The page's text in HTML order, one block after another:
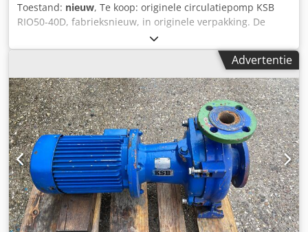
Toestand: nieuw, Te koop: originele circulatiepomp KSB
RIO50-40D, fabrieksnieuw, in originele verpakking. De
pomp is geschikt voor verwarmings- en koelsystemen,
evenals toepassingen in de gebouwentechniek en
industrie. Cjdpfx Ameyhhmge Aerf ⸻ Technische
gegevens: • Fabrikant: KSB • Model/type: RIO50-40D • ID-
nummer: 29 132 136 • Voeding: 230V, 3~ 400V / 50Hz •
Aantal snelheden: 3 • Vermogensopname (P1): 180 / 240 /
330 W • Nominale diameter: DN50 • Aansluiting: flens •
Bedrijfsdruk: PN6 / PN10 • Max. mediumtemperatuur:
130°C • Beschermingsklasse: IP44 • Isolatieklasse: H •
Gewicht: ca. 14,1 kg • Productie: EU ⸻ Staat: • Nieuw,
ongebruikt • Originele KSB-verpakking • Fabrieksinstructie
inbegrepen • Staat exact zoals op de foto's ⸻
Toepassing: • CV-installaties • Verwarmings- en
koelsystemen • Industriële en commerciële gebouwen
Advertentie